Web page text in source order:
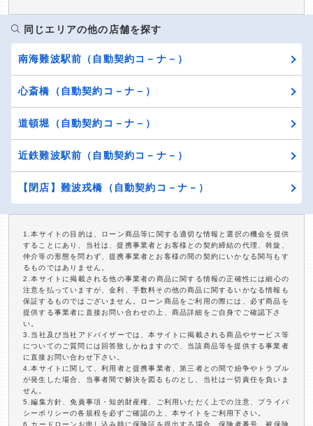
同じエリアの他の店舗を探す
南海難波駅前（自動契約コ－ナ－）
心斎橋（自動契約コ－ナ－）
道頓堀（自動契約コ－ナ－）
近鉄難波駅前（自動契約コ－ナ－）
【閉店】難波戎橋（自動契約コ－ナ－）
1.本サイトの目的は、ローン商品等に関する適切な情報と選択の機会を提供
することにあり、当社は、提携事業者とお客様との契約締結の代理、斡旋、
仲介等の形態を問わず、提携事業者とお客様の間の契約にいかなる関与もす
るものではありません。
2.本サイトに掲載される他の事業者の商品に関する情報の正確性には細心の
注意を払っていますが、金利、手数料その他の商品に関するいかなる情報も
保証するものではございません。ローン商品をご利用の際には、必ず商品を
提供する事業者に直接お問い合わせの上、商品詳細をご自身でご確認下さ
い。
3.当社及び当社アドバイザーでは、本サイトに掲載される商品やサービス等
についてのご質問には回答致しかねますので、当該商品等を提供する事業者
に直接お問い合わせ下さい。
4.本サイトに関して、利用者と提携事業者、第三者との間で紛争やトラブル
が発生した場合、当事者間で解決を図るものとし、当社は一切責任を負いま
せん。
5.編集方針、免責事項・知的財産権、ご利用いただく上での注意、プライバ
シーポリシーの各規程を必ずご確認の上、本サイトをご利用下さい。
6.カードローンお申し込み時に保険証を提出する場合、保険者番号、被保険